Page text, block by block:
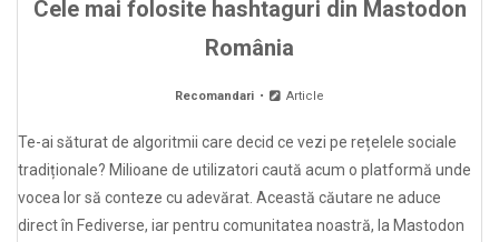
Cele mai folosite hashtaguri din Mastodon
România
Recomandari Article
Te-ai săturat de algoritmii care decid ce vezi pe rețelele sociale
tradiționale? Milioane de utilizatori caută acum o platformă unde
vocea lor să conteze cu adevărat. Această căutare ne aduce
direct în Fediverse, iar pentru comunitatea noastră, la Mastodon